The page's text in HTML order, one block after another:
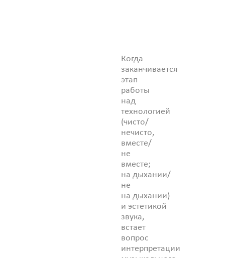
Когда
заканчивается
этап
работы
над
технологией
(чисто/
нечисто,
вместе/
не
вместе;
на дыхании/
не
на дыхании)
и эстетикой
звука,
встает
вопрос
интерпретации